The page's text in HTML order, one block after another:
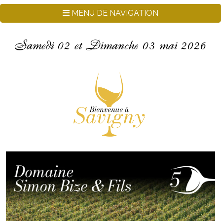
Skip to main content
MENU DE NAVIGATION
Samedi 02 et Dimanche 03 mai 2026